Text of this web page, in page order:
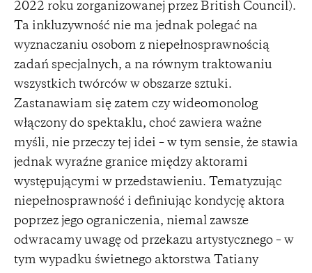
2022 roku zorganizowanej przez British Council).
Ta inkluzywność nie ma jednak polegać na
wyznaczaniu osobom z niepełnosprawnością
zadań specjalnych, a na równym traktowaniu
wszystkich twórców w obszarze sztuki.
Zastanawiam się zatem czy wideomonolog
włączony do spektaklu, choć zawiera ważne
myśli, nie przeczy tej idei – w tym sensie, że stawia
jednak wyraźne granice między aktorami
występującymi w przedstawieniu. Tematyzując
niepełnosprawność i definiując kondycję aktora
poprzez jego ograniczenia, niemal zawsze
odwracamy uwagę od przekazu artystycznego – w
tym wypadku świetnego aktorstwa Tatiany